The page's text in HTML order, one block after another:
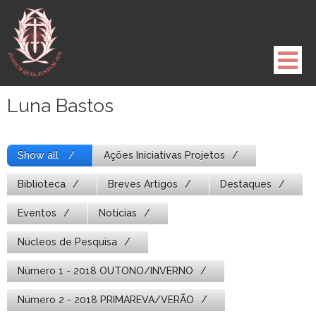
para
conteúdo
Luna Bastos
Show all Ações Iniciativas Projetos
Biblioteca Breves Artigos Destaques
Eventos Notícias
Núcleos de Pesquisa
Número 1 - 2018 OUTONO/INVERNO
Número 2 - 2018 PRIMAREVA/VERÃO